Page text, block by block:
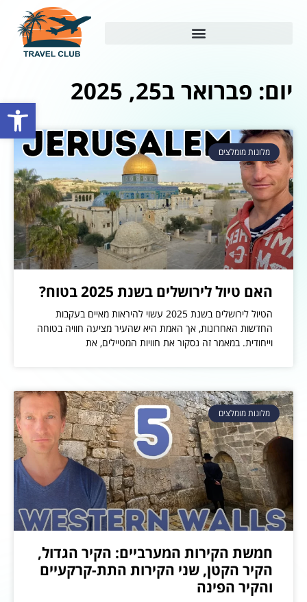
פתח
יום: פברואר ב25, 2025
מלונות מומלצים
האם טיול לירושלים בשנת 2025 בטוח?
הטיול לירושלים בשנת 2025 עשוי להיראות מאיים בעקבות
החדשות האחרונות, אך האמת היא שהעיר מציעה חוויה בטוחה
וייחודית. במאמר זה נסקור את חוויות המטיילים, את
מלונות מומלצים
חמשת הקירות המערביים: הקיר הגדול,
הקיר הקטן, שני הקירות התת-קרקעיים
והקיר הפינה